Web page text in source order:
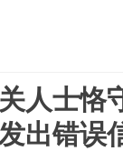
人士恪
出错误